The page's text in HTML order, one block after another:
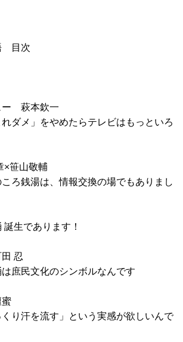
目次
ー 萩本欽一
れダメ」をやめたらテレビはもっといろ
×笹山敬輔
ころ銭湯は、情報交換の場でもありまし
誕生であります！
田 忍
庶民文化のシンボルなんです
蜜
り汗を流す」という実感が欲しいんで